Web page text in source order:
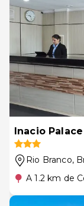
Inacio
Rio Branco,
A 1.2 km de